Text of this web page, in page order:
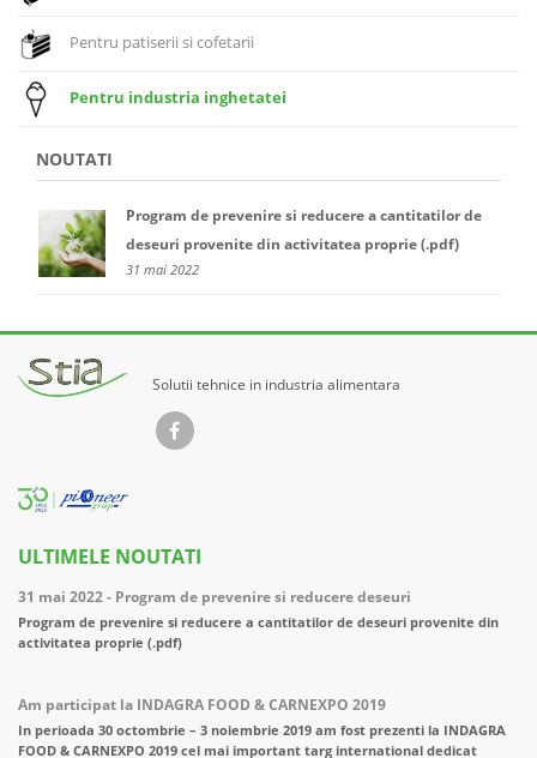
Pentru patiserii si cofetarii
Pentru industria inghetatei
NOUTATI
Program de prevenire si reducere a cantitatilor de
deseuri provenite din activitatea proprie (.pdf)
31 mai 2022
Solutii tehnice in industria alimentara
ULTIMELE NOUTATI
31 mai 2022 - Program de prevenire si reducere deseuri
Program de prevenire si reducere a cantitatilor de deseuri provenite din
activitatea proprie (.pdf)
Am participat la INDAGRA FOOD & CARNEXPO 2019
In perioada 30 octombrie – 3 noiembrie 2019 am fost prezenti la INDAGRA
FOOD & CARNEXPO 2019 cel mai important targ international dedicat